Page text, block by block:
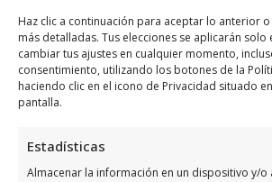
Haz clic a continuación para aceptar lo anterior
más detalladas. Tus elecciones se aplicarán solo
cambiar tus ajustes en cualquier momento,
consentimiento, utilizando los botones de la
haciendo clic en el icono de Privacidad situado
pantalla.
Estadísticas
Almacenar la información en un dispositivo y/o
Horario de atención
Lawyers
Días
Martes